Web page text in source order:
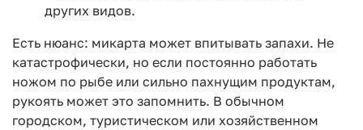
других видов.
Есть нюанс: микарта может впитывать запахи. Не
катастрофически, но если постоянно работать
ножом по рыбе или сильно пахнущим продуктам,
рукоять может это запомнить. В обычном
городском, туристическом или хозяйственном